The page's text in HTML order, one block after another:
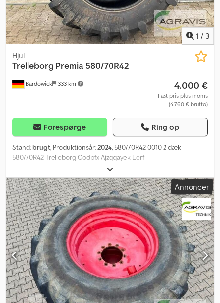
1 / 3
Bardowick 333 km
Hjul
Trelleborg Premia 580/70R42
4.000 €
Fast pris plus moms
(4.760 € brutto)
Forespørge Ring op
Stand: brugt, Produktionsår:2024, 580/70R42 0010 2 dæk
580/70R42 Trelleborg Codpfx Ajzqqayek Eerf
Annoncer